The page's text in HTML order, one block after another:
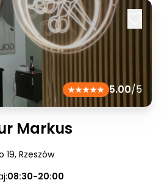
5.00/5
Markus
19, Rzeszów
08:30-20:00